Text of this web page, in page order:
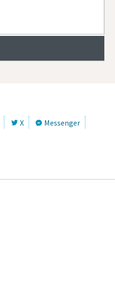
X
Messenger